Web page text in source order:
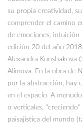
su propia creatividad,
comprender el camino
de emociones, intuición
edición 20 del año
Alexandra Konshakova
Alimova. En la obra de
por la abstracción, hay
en el espacio. A
o verticales,
paisajística del mundo